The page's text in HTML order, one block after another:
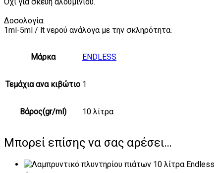
Δοσολογία:
1ml-5ml / lt νερού ανάλογα με την σκληρότητα.
Μάρκα ENDLESS
Τεμάχια ανα κιβώτιο 1
Βάρος(gr/ml) 10 λίτρα
Μπορεί επίσης να σας αρέσει…